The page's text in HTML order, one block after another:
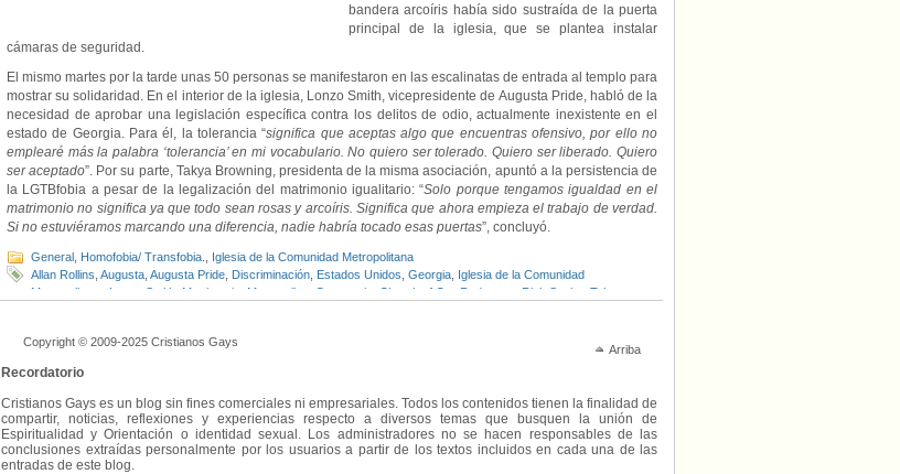
bandera arcoíris había sido sustraída de la puerta
principal de la iglesia, que se plantea instalar
cámaras de seguridad.
El mismo martes por la tarde unas 50 personas se manifestaron en las escalinatas de entrada al templo para
mostrar su solidaridad. En el interior de la iglesia, Lonzo Smith, vicepresidente de Augusta Pride, habló de la
necesidad de aprobar una legislación específica contra los delitos de odio, actualmente inexistente en el
estado de Georgia. Para él, la tolerancia “significa que aceptas algo que encuentras ofensivo, por ello no
emplearé más la palabra ‘tolerancia’ en mi vocabulario. No quiero ser tolerado. Quiero ser liberado. Quiero
ser aceptado”. Por su parte, Takya Browning, presidenta de la misma asociación, apuntó a la persistencia de
la LGTBfobia a pesar de la legalización del matrimonio igualitario: “Solo porque tengamos igualdad en el
matrimonio no significa ya que todo sean rosas y arcoíris. Significa que ahora empieza el trabajo de verdad.
Si no estuviéramos marcando una diferencia, nadie habría tocado esas puertas”, concluyó.
General Homofobia/ Transfobia.
Iglesia de la Comunidad Metropolitana
Allan Rollins Augusta Augusta Pride Discriminación Estados Unidos Georgia Iglesia de la Comunidad
Metropolitana
Lonzo Smith Matrimonio Metropolitan Community Church of Our Redeemer Rick Sosbe
Takya
Arriba
Copyright © 2009-2025 Cristianos Gays
Recordatorio
Cristianos Gays es un blog sin fines comerciales ni empresariales. Todos los contenidos tienen la finalidad de
compartir, noticias, reflexiones y experiencias respecto a diversos temas que busquen la unión de
Espiritualidad y Orientación o identidad sexual. Los administradores no se hacen responsables de las
conclusiones extraídas personalmente por los usuarios a partir de los textos incluidos en cada una de las
entradas de este blog.